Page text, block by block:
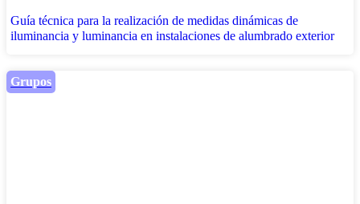
Guía técnica para la realización de medidas dinámicas de
iluminancia y luminancia en instalaciones de alumbrado exterior
Grupos